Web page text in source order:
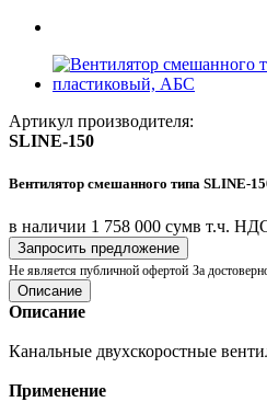
Артикул производителя:
SLINE-150
Вентилятор смешанного типа SLINE-
в наличии 1 758 000 сумв т.ч.
Запросить предложение
Не является публичной офертой За
Описание
Описание
Канальные двухскоростные
Применение